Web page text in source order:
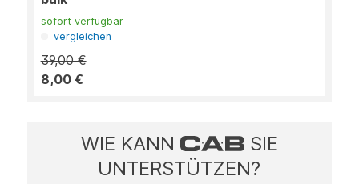
sofort verfügbar
vergleichen
39,00 €
8,00 €
WIE KANN
SIE
UNTERSTÜTZEN?